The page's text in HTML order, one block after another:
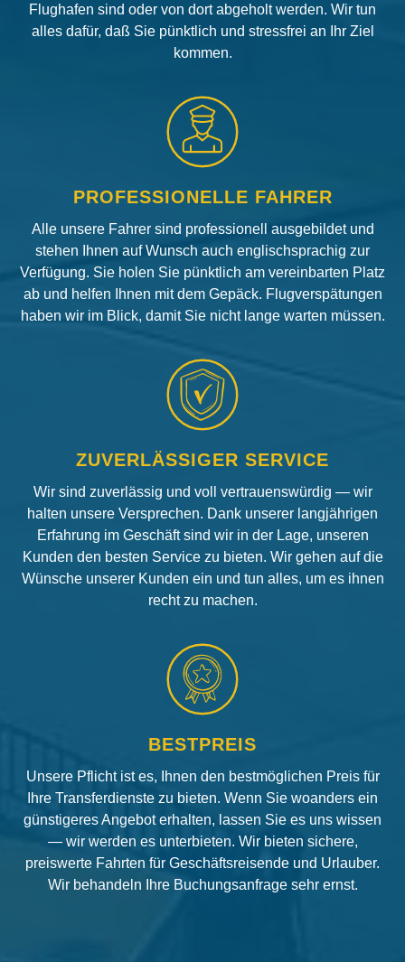
Flughafen sind oder von dort abgeholt werden. Wir tun
alles dafür, daß Sie pünktlich und stressfrei an Ihr Ziel
kommen.
PROFESSIONELLE FAHRER
Alle unsere Fahrer sind professionell ausgebildet und
stehen Ihnen auf Wunsch auch englischsprachig zur
Verfügung. Sie holen Sie pünktlich am vereinbarten Platz
ab und helfen Ihnen mit dem Gepäck. Flugverspätungen
haben wir im Blick, damit Sie nicht lange warten müssen.
ZUVERLÄSSIGER SERVICE
Wir sind zuverlässig und voll vertrauenswürdig — wir
halten unsere Versprechen. Dank unserer langjährigen
Erfahrung im Geschäft sind wir in der Lage, unseren
Kunden den besten Service zu bieten. Wir gehen auf die
Wünsche unserer Kunden ein und tun alles, um es ihnen
recht zu machen.
BESTPREIS
Unsere Pflicht ist es, Ihnen den bestmöglichen Preis für
Ihre Transferdienste zu bieten. Wenn Sie woanders ein
günstigeres Angebot erhalten, lassen Sie es uns wissen
— wir werden es unterbieten. Wir bieten sichere,
preiswerte Fahrten für Geschäftsreisende und Urlauber.
Wir behandeln Ihre Buchungsanfrage sehr ernst.